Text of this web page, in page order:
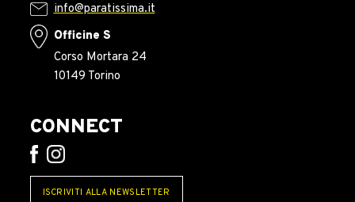
info@paratissima.it
Officine S
Corso Mortara 24
10149 Torino
CONNECT
ISCRIVITI ALLA NEWSLETTER